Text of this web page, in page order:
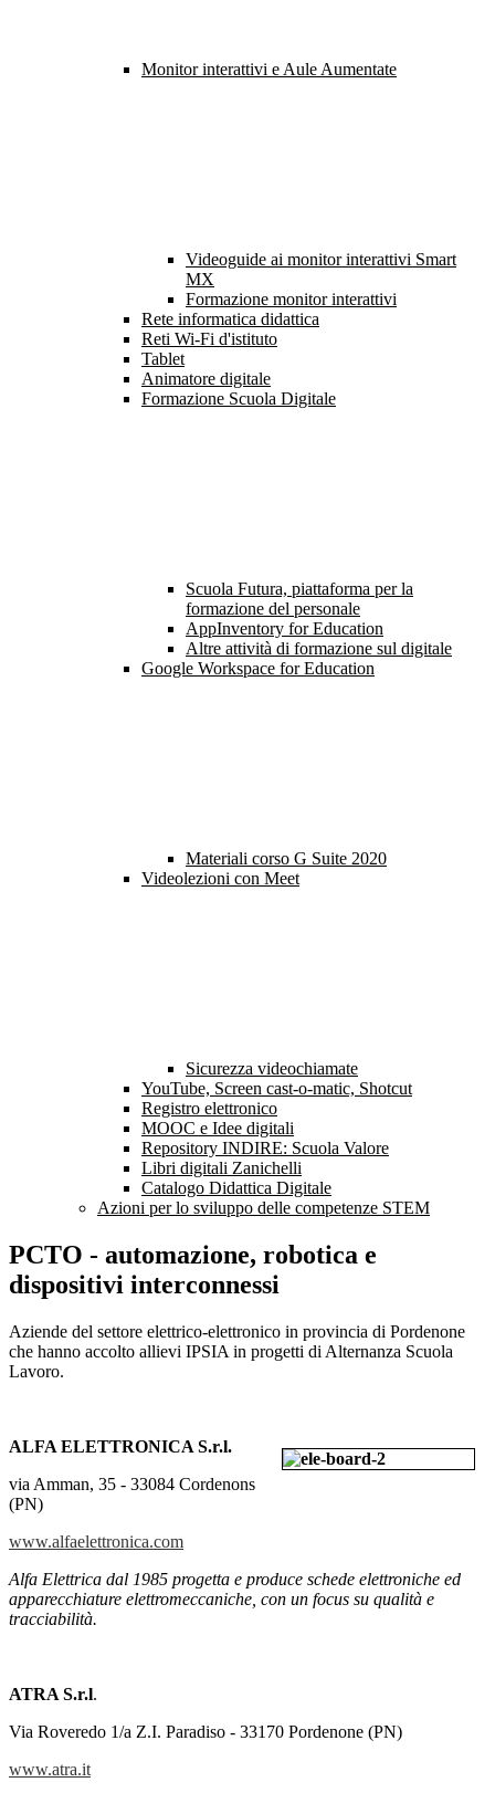
Monitor interattivi e Aule Aumentate
Videoguide ai monitor interattivi Smart
MX
Formazione monitor interattivi
Rete informatica didattica
Reti Wi-Fi d'istituto
Tablet
Animatore digitale
Formazione Scuola Digitale
Scuola Futura, piattaforma per la
formazione del personale
AppInventory for Education
Altre attività di formazione sul digitale
Google Workspace for Education
Materiali corso G Suite 2020
Videolezioni con Meet
Sicurezza videochiamate
YouTube, Screen cast-o-matic, Shotcut
Registro elettronico
MOOC e Idee digitali
Repository INDIRE: Scuola Valore
Libri digitali Zanichelli
Catalogo Didattica Digitale
Azioni per lo sviluppo delle competenze STEM
PCTO - automazione, robotica e
dispositivi interconnessi
Aziende del settore elettrico-elettronico in provincia di Pordenone
che hanno accolto allievi IPSIA in progetti di Alternanza Scuola
Lavoro.
ALFA ELETTRONICA S.r.l.
via Amman, 35 - 33084 Cordenons
(PN)
www.alfaelettronica.com
Alfa Elettrica dal 1985 progetta e produce schede elettroniche ed
apparecchiature elettromeccaniche, con un focus su qualità e
tracciabilità.
ATRA S.r.l.
Via Roveredo 1/a Z.I. Paradiso - 33170 Pordenone (PN)
www.atra.it